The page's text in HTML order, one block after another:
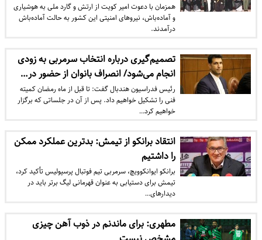
همزمان با دعوت امیر کویت از ارتش و گارد ملی به هوشیاری
و آماده‌باش، نیروهای امنیتی این کشور به حالت آماده‌باش
درآمدند.
تصمیم‌گیری درباره انتخاب سرمربی به زودی
انجام می‌شود/ انصراف بانوان از حضور در…
رئیس فدراسیون هندبال گفت: تا قبل از ماه رمضان کمیته
فنی را تشکیل خواهیم داد. پس از آن در جلساتی که برگزار
خواهیم کرد…
انتقاد برانکو از تیمش: بدترین عملکرد ممکن
را داشتیم
برانکو ایوانکوویچ، سرمربی تیم فوتبال پرسپولیس تأکید کرد،
تیمش برای دستیابی به عنوان قهرمانی لیگ برتر باید در
دیدارهای…
مطهری: برای ماندنم در ذوب آهن چیزی